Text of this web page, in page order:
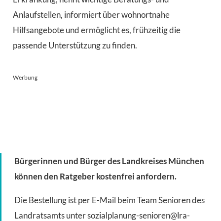
Anlaufstellen, informiert über wohnortnahe
Hilfsangebote und ermöglicht es, frühzeitig die
passende Unterstützung zu finden.
Werbung
Bürgerinnen und Bürger des Landkreises München
können den Ratgeber kostenfrei anfordern.
Die Bestellung ist per E-Mail beim Team Senioren des
Landratsamts untersozialplanung-senioren@lra-